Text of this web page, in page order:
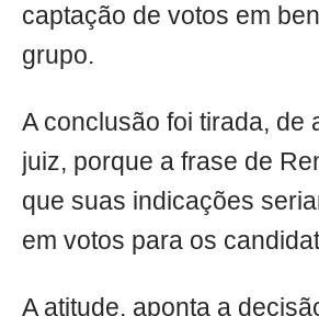
captação de votos em
grupo.
A conclusão foi tirada, de
juiz, porque a frase de
que suas indicações
em votos para os
A atitude, aponta a